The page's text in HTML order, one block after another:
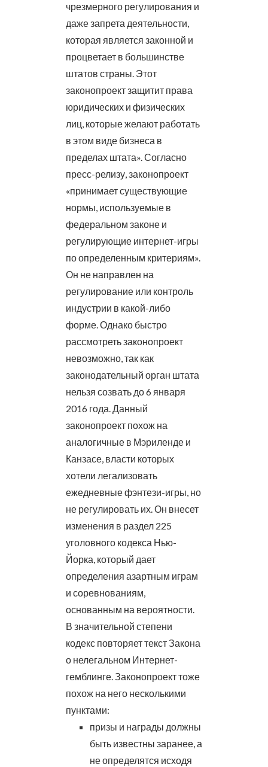
чрезмерного регулирования и
даже запрета деятельности,
которая является законной и
процветает в большинстве
штатов страны. Этот
законопроект защитит права
юридических и физических
лиц, которые желают работать
в этом виде бизнеса в
пределах штата». Согласно
пресс-релизу, законопроект
«принимает существующие
нормы, используемые в
федеральном законе и
регулирующие интернет-игры
по определенным критериям».
Он не направлен на
регулирование или контроль
индустрии в какой-либо
форме. Однако быстро
рассмотреть законопроект
невозможно, так как
законодательный орган штата
нельзя созвать до 6 января
2016 года. Данный
законопроект похож на
аналогичные в Мэриленде и
Канзасе, власти которых
хотели легализовать
ежедневные фэнтези-игры, но
не регулировать их. Он внесет
изменения в раздел 225
уголовного кодекса Нью-
Йорка, который дает
определения азартным играм
и соревнованиям,
основанным на вероятности.
В значительной степени
кодекс повторяет текст Закона
о нелегальном Интернет-
гемблинге. Законопроект тоже
похож на него несколькими
пунктами:
призы и награды должны
быть известны заранее, а
не определятся исходя